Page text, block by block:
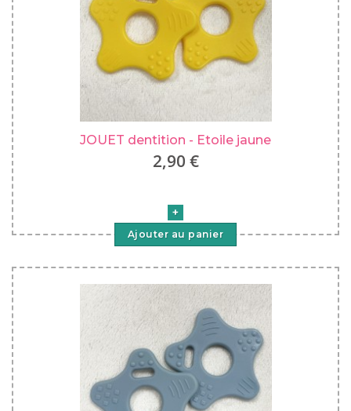
JOUET dentition - Etoile jaune
2,90 €
Ajouter au panier